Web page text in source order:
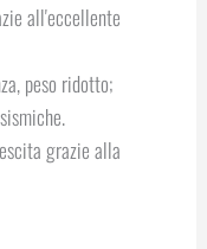
all'eccellente
peso ridotto;
grazie alla